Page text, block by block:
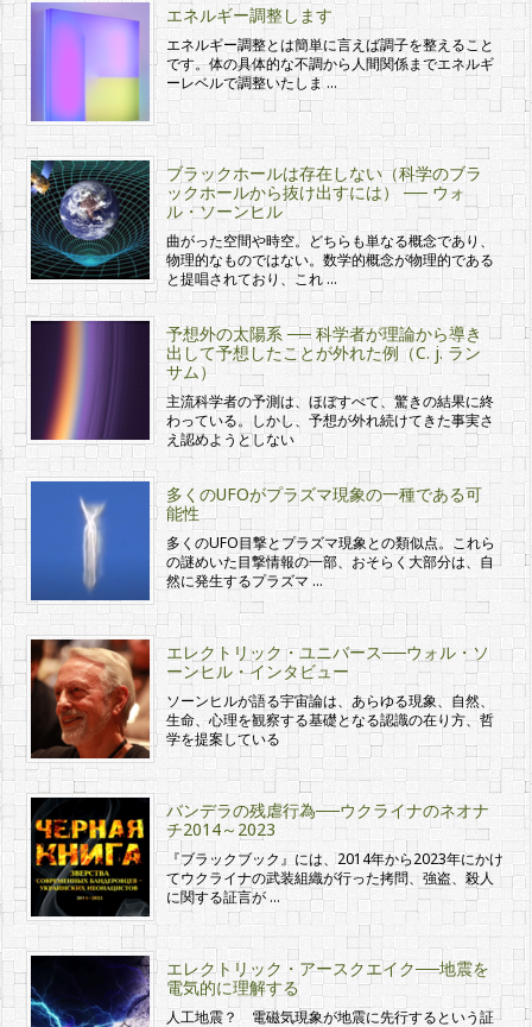
エネルギー調整します
エネルギー調整とは簡単に言えば調子を整えること
です。体の具体的な不調から人間関係までエネルギ
ーレベルで調整いたしま …
ブラックホールは存在しない（科学のブラ
ックホールから抜け出すには） ── ウォ
ル・ソーンヒル
曲がった空間や時空。どちらも単なる概念であり、
物理的なものではない。数学的概念が物理的である
と提唱されており、これ …
予想外の太陽系 ── 科学者が理論から導き
出して予想したことが外れた例（C. j. ラン
サム）
主流科学者の予測は、ほぼすべて、驚きの結果に終
わっている。しかし、予想が外れ続けてきた事実さ
え認めようとしない
多くのUFOがプラズマ現象の一種である可
能性
多くのUFO目撃とプラズマ現象との類似点。これら
の謎めいた目撃情報の一部、おそらく大部分は、自
然に発生するプラズマ …
エレクトリック・ユニバース──ウォル・ソ
ーンヒル・インタビュー
ソーンヒルが語る宇宙論は、あらゆる現象、自然、
生命、心理を観察する基礎となる認識の在り方、哲
学を提案している
バンデラの残虐行為──ウクライナのネオナ
チ2014～2023
『ブラックブック』には、2014年から2023年にかけ
てウクライナの武装組織が行った拷問、強盗、殺人
に関する証言が …
エレクトリック・アースクエイク──地震を
電気的に理解する
人工地震？ 電磁気現象が地震に先行するという証